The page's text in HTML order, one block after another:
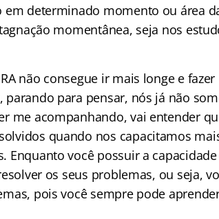
determinado momento ou área
momentânea, seja nos
não consegue ir mais longe e fazer
para pensar, nós já não
me acompanhando, vai entender
quando nos capacitamos
Enquanto você possuir a
os seus problemas, ou seja,
pois você sempre pode